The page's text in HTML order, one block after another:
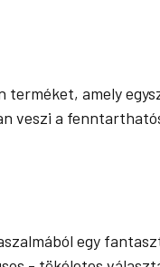
amely
veszi a
egy